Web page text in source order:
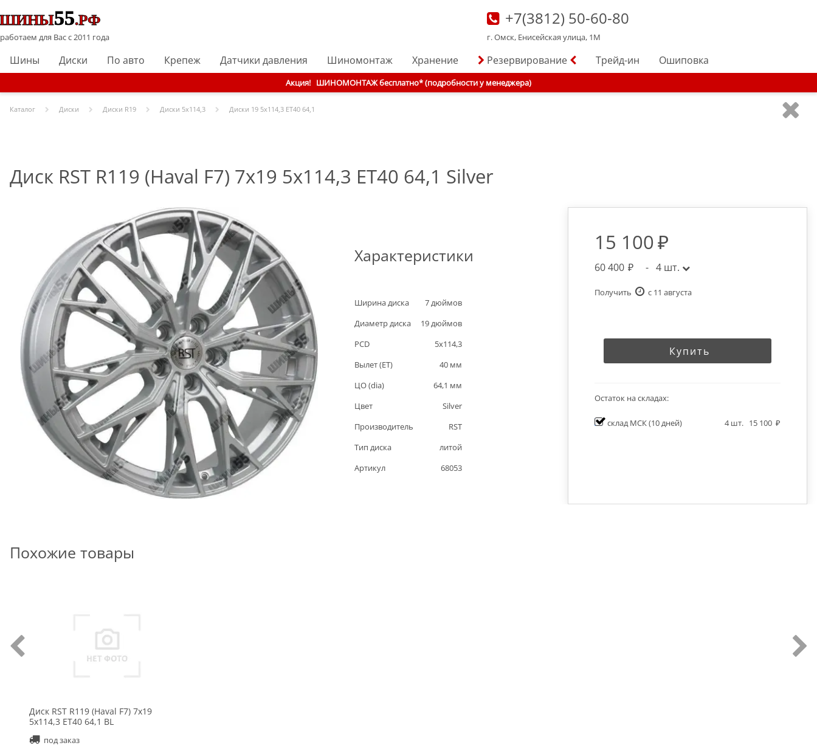
работаем для Вас с 2011 года
+7(3812) 50-60-80
г. Омск, Енисейская улица, 1М
Шины Диски По авто Крепеж Датчики давления Шиномонтаж Хранение Резервирование Трейд-ин Ошиповка
Акция! ШИНОМОНТАЖ бесплатно* (подробности у менеджера)
Каталог Диски Диски R19 Диски 5x114,3 Диски 19 5x114,3 ET40 64,1
Диск RST R119 (Haval F7) 7x19 5x114,3 ET40 64,1 Silver
Характеристики
Ширина диска 7дюймов
Диаметр диска
19дюймов
PCD
5x114,3
Вылет (ET)
40 мм
ЦО (dia)
64,1 мм
Цвет
Silver
Производитель
RST
Тип диска
литой
Артикул
68053
15 100
60 400 - 4 шт.
Получить c 11 августа
Купить
Остаток на складах:
склад МСК(10 дней) 4шт. 15 100
Похожие товары
Диск RST R119 (Haval F7) 7x19
5x114,3 ET40 64,1 BL
под заказ